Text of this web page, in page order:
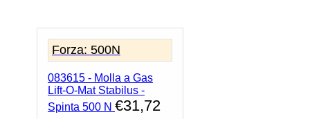
Stabilus
Spinta
Forza: 500N
083615 - Molla a Gas
Lift-O-Mat Stabilus -
Spinta 500 N €31,72